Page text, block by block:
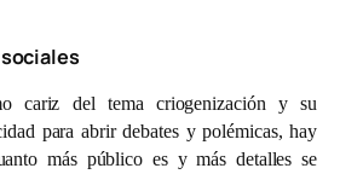
cariz del tema criogenización y su
para abrir debates y polémicas, hay
más público es y más detalles se